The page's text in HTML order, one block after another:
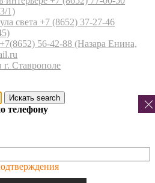
1)
света +7 (8652) 37-27-46
56-42-88 (Назара Енина,
г. Ставрополе
Искать search
телефону